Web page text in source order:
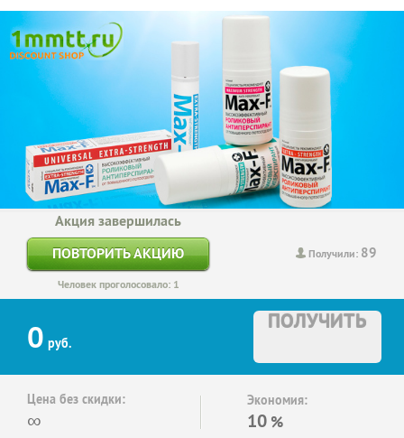
Получили: 89
Акция завершилась
ПОВТОРИТЬ АКЦИЮ
Человек проголосовало: 1
0 руб.
ПОЛУЧИТЬ
Цена без скидки:
∞
Экономия:
10 %